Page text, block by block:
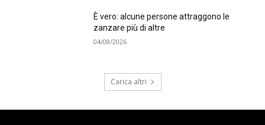
È vero: alcune persone attraggono le
zanzare più di altre
04/08/2026
Carica altri